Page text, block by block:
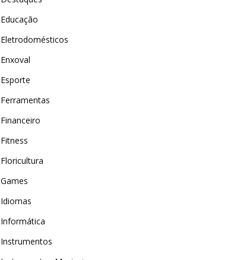
Educação
Eletrodomésticos
Enxoval
Esporte
Ferramentas
Financeiro
Fitness
Floricultura
Games
Idiomas
Informática
Instrumentos